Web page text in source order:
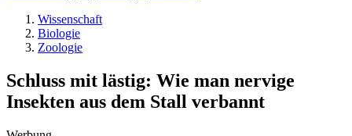
Wissenschaft
Biologie
Zoologie
Schluss mit lästig: Wie man nervige
Insekten aus dem Stall verbannt